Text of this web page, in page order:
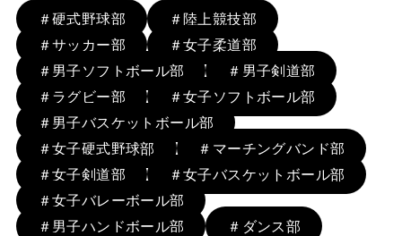
＃硬式野球部
＃陸上競技部
＃サッカー部
＃女子柔道部
＃男子ソフトボール部
＃男子剣道部
＃ラグビー部
＃女子ソフトボール部
＃男子バスケットボール部
＃女子硬式野球部
＃マーチングバンド部
＃女子剣道部
＃女子バスケットボール部
＃女子バレーボール部
＃男子ハンドボール部
＃ダンス部